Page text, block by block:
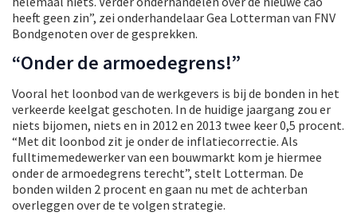
heeft geen zin”, zei onderhandelaar Gea Lotterman van FNV
Bondgenoten over de gesprekken.
“Onder de armoedegrens!”
Vooral het loonbod van de werkgevers is bij de bonden in het
verkeerde keelgat geschoten. In de huidige jaargang zou er
niets bijomen, niets en in 2012 en 2013 twee keer 0,5 procent.
“Met dit loonbod zit je onder de inflatiecorrectie. Als
fulltimemedewerker van een bouwmarkt kom je hiermee
onder de armoedegrens terecht”, stelt Lotterman. De
bonden wilden 2 procent en gaan nu met de achterban
overleggen over de te volgen strategie.